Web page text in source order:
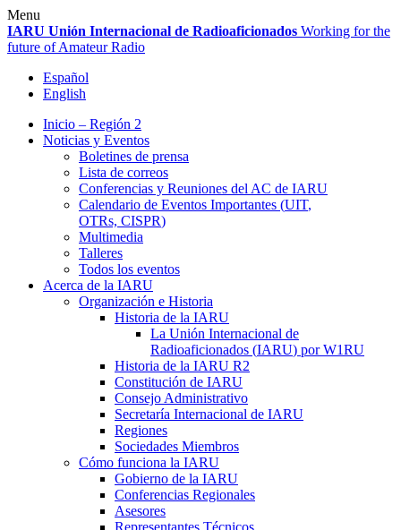
Skip
to
content
Menu
IARU Unión Internacional de Radioaficionados Working for the
future of Amateur Radio
Español
English
Inicio – Región 2
Noticias y Eventos
Boletines de prensa
Lista de correos
Conferencias y Reuniones del AC de IARU
Calendario de Eventos Importantes (UIT,
OTRs, CISPR)
Multimedia
Talleres
Todos los eventos
Acerca de la IARU
Organización e Historia
Historia de la IARU
La Unión Internacional de
Radioaficionados (IARU) porW1RU
Historia de la IARU R2
Constitución de IARU
Consejo Administrativo
Secretaría Internacional de IARU
Regiones
Sociedades Miembros
Cómo funciona la IARU
Gobierno de la IARU
Conferencias Regionales
Asesores
Representantes Técnicos